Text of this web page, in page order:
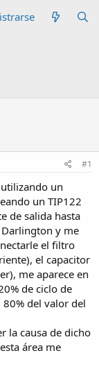
#1
un
un TIP122
de salida hasta
y me
el filtro
el capacitor
me aparece en
de ciclo de
80% del valor del
la causa de dicho
área me